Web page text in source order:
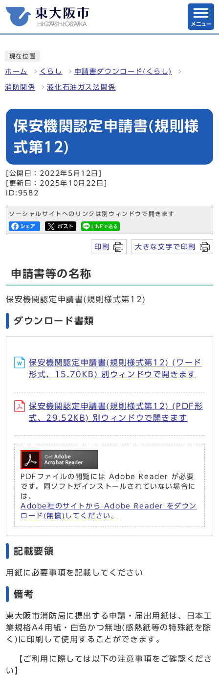
メニュー
現在位置
ホーム くらし 申請書ダウンロード(くらし)
消防関係 液化石油ガス法関係
保安機関認定申請書(規則様
式第12)
[公開日：2022年5月12日]
[更新日：2025年10月22日]
ID:9582
ソーシャルサイトへのリンクは別ウィンドウで開きます
印刷 大きな文字で印刷
申請書等の名称
保安機関認定申請書(規則様式第12)
ダウンロード書類
保安機関認定申請書(規則様式第12) (ワード
形式、15.70KB) 別ウィンドウで開きます
保安機関認定申請書(規則様式第12) (PDF形
式、29.52KB) 別ウィンドウで開きます
PDFファイルの閲覧には Adobe Reader が必要
です。同ソフトがインストールされていない場合に
は、
Adobe社のサイトから Adobe Reader をダウン
ロード(無償)してください。
記載要領
用紙に必要事項を記載してください
備考
東大阪市消防局に提出する申請・届出用紙は、日本工
業規格A4用紙・白色かつ無地(感熱紙等の特殊紙を除
く)に印刷して使用することができます。
【ご利用に際しては以下の注意事項をご確認くださ
い】